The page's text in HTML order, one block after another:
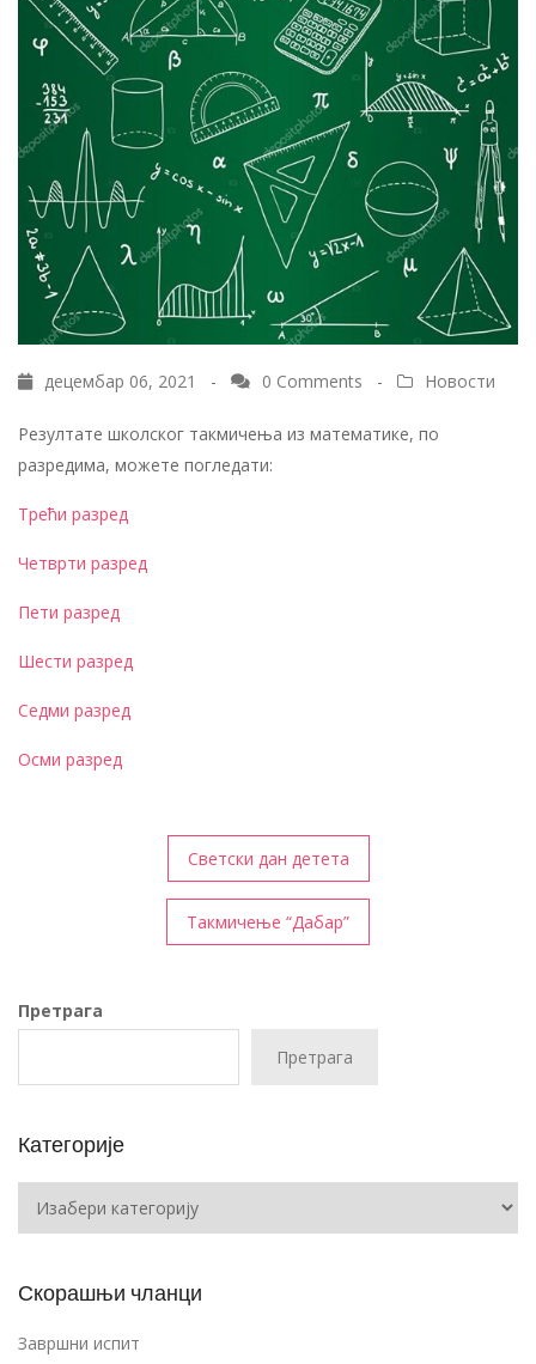
децембар 06, 2021 - 0 Comments - Новости
Резултате школског такмичења из математике, по
разредима, можете погледати:
Трећи разред
Четврти разред
Пети разред
Шести разред
Седми разред
Осми разред
Светски дан детета
Такмичење “Дабар”
Претрага
Претрага
Категорије
Скорашњи чланци
Завршни испит